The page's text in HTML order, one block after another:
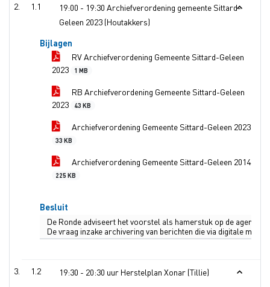
1.1
19:00 - 19:30 Archiefverordening gemeente Sittard-
Geleen 2023 (Houtakkers)
Bijlagen
RV Archiefverordening Gemeente Sittard-Geleen
2023
1 MB
RB Archiefverordening Gemeente Sittard-Geleen
2023
43 KB
Archiefverordening Gemeente Sittard-Geleen 2023
33 KB
Archiefverordening Gemeente Sittard-Geleen 2014
225 KB
Besluit
De Ronde adviseert het voorstel als hamerstuk op de agenda
De vraag inzake archivering van berichten die via digitale
1.2 19:30 - 20:30 uur Herstelplan Xonar (Tillie)